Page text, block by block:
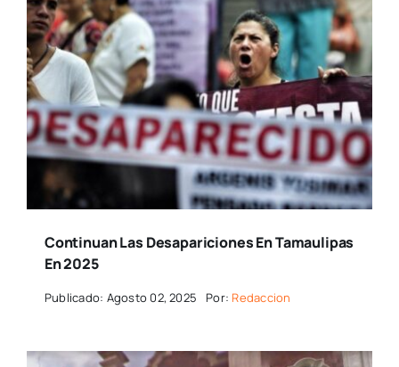
Continuan Las Desapariciones En Tamaulipas
En 2025
Publicado: Agosto 02, 2025 Por: Redaccion